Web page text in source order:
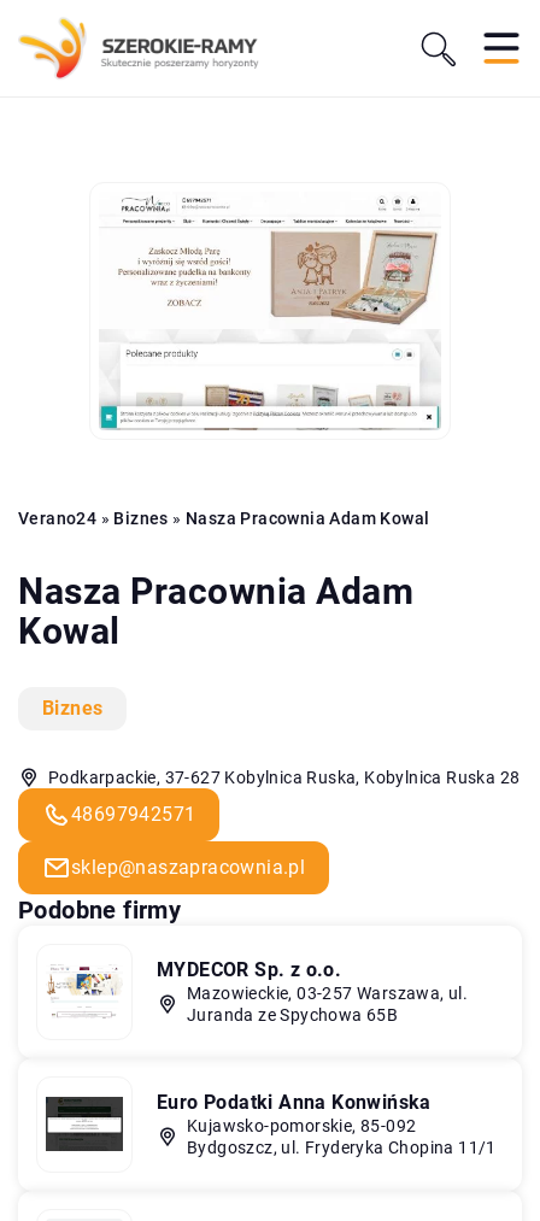
Verano24 » Biznes » Nasza Pracownia Adam Kowal
Nasza Pracownia Adam
Kowal
Biznes
Podkarpackie, 37-627 Kobylnica Ruska, Kobylnica Ruska 28
48697942571
sklep@naszapracownia.pl
Podobne firmy
MYDECOR Sp. z o.o.
Mazowieckie, 03-257 Warszawa, ul.
Juranda ze Spychowa 65B
Euro Podatki Anna Konwińska
Kujawsko-pomorskie, 85-092
Bydgoszcz, ul. Fryderyka Chopina 11/1